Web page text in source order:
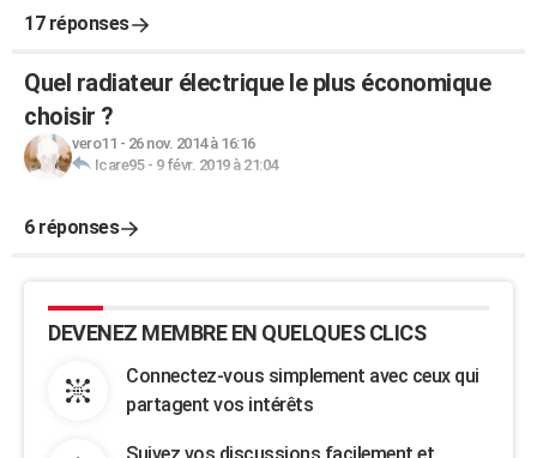
17 réponses
Quel radiateur électrique le plus économique
choisir ?
vero11 - 26 nov. 2014 à 16:16
Icare95- 9 févr. 2019 à 21:04
6 réponses
DEVENEZ MEMBRE EN QUELQUES CLICS
Connectez-vous simplement avec ceux qui
partagent vos intérêts